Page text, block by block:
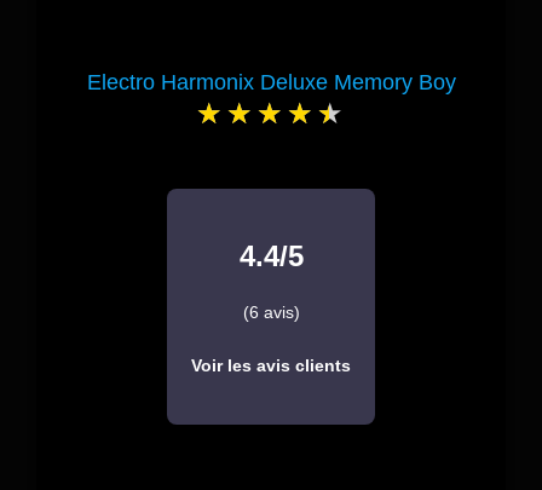
Electro Harmonix Deluxe Memory Boy
4.4/5
(6 avis)
Voir les avis clients